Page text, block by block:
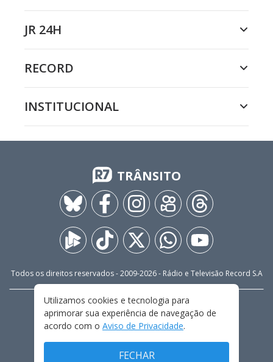
JR 24H
RECORD
INSTITUCIONAL
TRÂNSITO
Todos os direitos reservados - 2009-2026- Rádio e Televisão Record S.A
FALE CONOSCO
PRIVACIDADE
TERMOS E CONDIÇÕES DE USO
Utilizamos cookies e tecnologia para
aprimorar sua experiência de navegação de
acordo com o Aviso de Privacidade.
FECHAR